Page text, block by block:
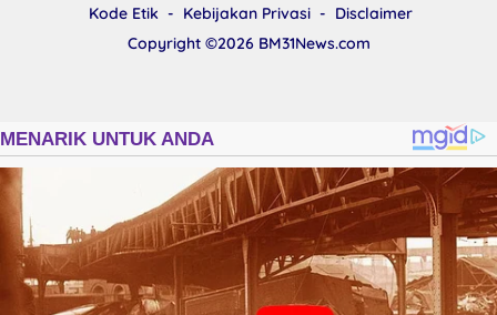
Kode Etik
Kebijakan Privasi
Disclaimer
Copyright ©2026 BM31News.com